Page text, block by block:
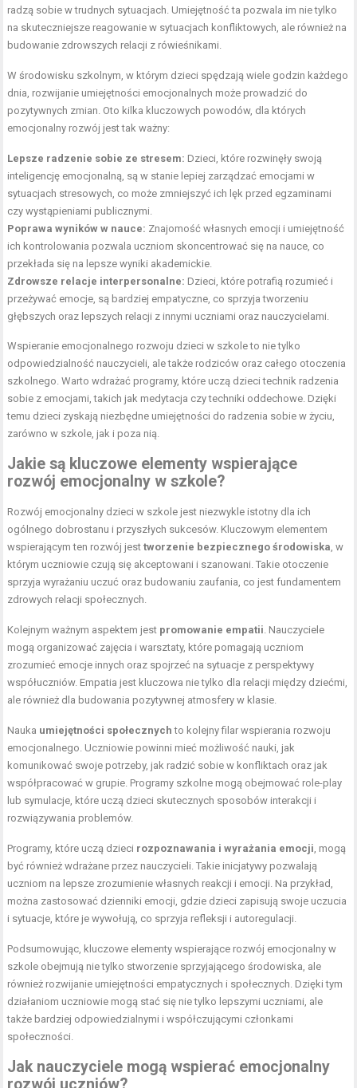
radzą sobie w trudnych sytuacjach. Umiejętność ta pozwala im nie tylko
na skuteczniejsze reagowanie w sytuacjach konfliktowych, ale również na
budowanie zdrowszych relacji z rówieśnikami.
W środowisku szkolnym, w którym dzieci spędzają wiele godzin każdego
dnia, rozwijanie umiejętności emocjonalnych może prowadzić do
pozytywnych zmian. Oto kilka kluczowych powodów, dla których
emocjonalny rozwój jest tak ważny:
Lepsze radzenie sobie ze stresem: Dzieci, które rozwinęły swoją
inteligencję emocjonalną, są w stanie lepiej zarządzać emocjami w
sytuacjach stresowych, co może zmniejszyć ich lęk przed egzaminami
czy wystąpieniami publicznymi.
Poprawa wyników w nauce: Znajomość własnych emocji i umiejętność
ich kontrolowania pozwala uczniom skoncentrować się na nauce, co
przekłada się na lepsze wyniki akademickie.
Zdrowsze relacje interpersonalne: Dzieci, które potrafią rozumieć i
przeżywać emocje, są bardziej empatyczne, co sprzyja tworzeniu
głębszych oraz lepszych relacji z innymi uczniami oraz nauczycielami.
Wspieranie emocjonalnego rozwoju dzieci w szkole to nie tylko
odpowiedzialność nauczycieli, ale także rodziców oraz całego otoczenia
szkolnego. Warto wdrażać programy, które uczą dzieci technik radzenia
sobie z emocjami, takich jak medytacja czy techniki oddechowe. Dzięki
temu dzieci zyskają niezbędne umiejętności do radzenia sobie w życiu,
zarówno w szkole, jak i poza nią.
Jakie są kluczowe elementy wspierające
rozwój emocjonalny w szkole?
Rozwój emocjonalny dzieci w szkole jest niezwykle istotny dla ich
ogólnego dobrostanu i przyszłych sukcesów. Kluczowym elementem
wspierającym ten rozwój jesttworzenie bezpiecznego środowiska, w
którym uczniowie czują się akceptowani i szanowani. Takie otoczenie
sprzyja wyrażaniu uczuć oraz budowaniu zaufania, co jest fundamentem
zdrowych relacji społecznych.
Kolejnym ważnym aspektem jest promowanie empatii. Nauczyciele
mogą organizować zajęcia i warsztaty, które pomagają uczniom
zrozumieć emocje innych oraz spojrzeć na sytuacje z perspektywy
współuczniów. Empatia jest kluczowa nie tylko dla relacji między dziećmi,
ale również dla budowania pozytywnej atmosfery w klasie.
Nauka umiejętności społecznych to kolejny filar wspierania rozwoju
emocjonalnego. Uczniowie powinni mieć możliwość nauki, jak
komunikować swoje potrzeby, jak radzić sobie w konfliktach oraz jak
współpracować w grupie. Programy szkolne mogą obejmować role-play
lub symulacje, które uczą dzieci skutecznych sposobów interakcji i
rozwiązywania problemów.
Programy, które uczą dzieci rozpoznawania i wyrażania emocji, mogą
być również wdrażane przez nauczycieli. Takie inicjatywy pozwalają
uczniom na lepsze zrozumienie własnych reakcji i emocji. Na przykład,
można zastosować dzienniki emocji, gdzie dzieci zapisują swoje uczucia
i sytuacje, które je wywołują, co sprzyja refleksji i autoregulacji.
Podsumowując, kluczowe elementy wspierające rozwój emocjonalny w
szkole obejmują nie tylko stworzenie sprzyjającego środowiska, ale
również rozwijanie umiejętności empatycznych i społecznych. Dzięki tym
działaniom uczniowie mogą stać się nie tylko lepszymi uczniami, ale
także bardziej odpowiedzialnymi i współczującymi członkami
społeczności.
Jak nauczyciele mogą wspierać emocjonalny